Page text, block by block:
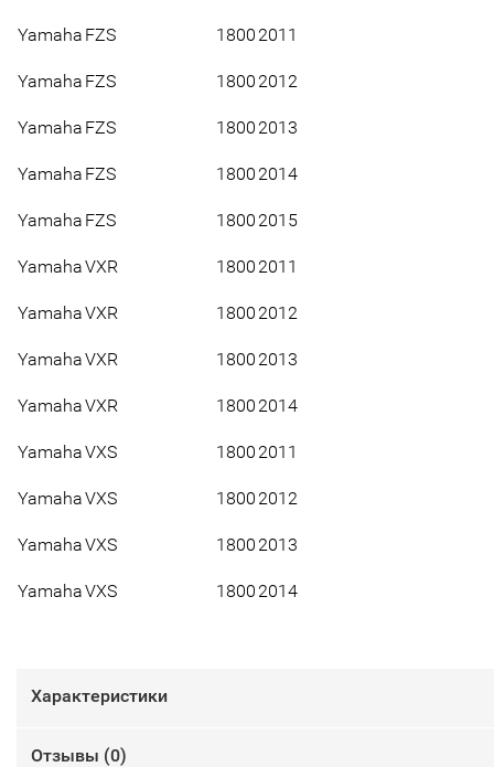
Yamaha FZS 1800 2011
Yamaha FZS 1800 2012
Yamaha FZS 1800 2013
Yamaha FZS 1800 2014
Yamaha FZS 1800 2015
YamahaVXR 1800 2011
YamahaVXR 1800 2012
YamahaVXR 1800 2013
YamahaVXR 1800 2014
YamahaVXS 1800 2011
YamahaVXS 1800 2012
YamahaVXS 1800 2013
YamahaVXS 1800 2014
Характеристики
Отзывы (0)